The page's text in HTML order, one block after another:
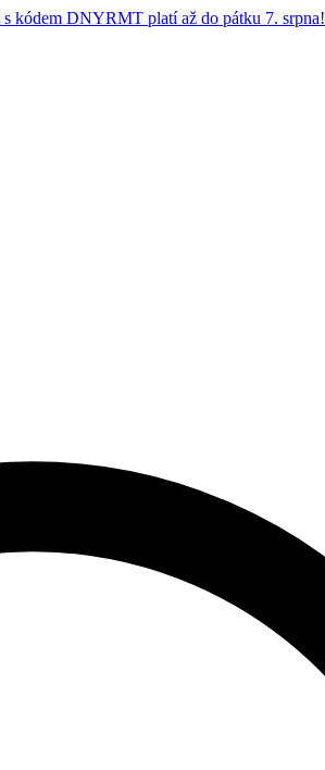
kódem DNYRMT platí až do pátku 7. srpna!